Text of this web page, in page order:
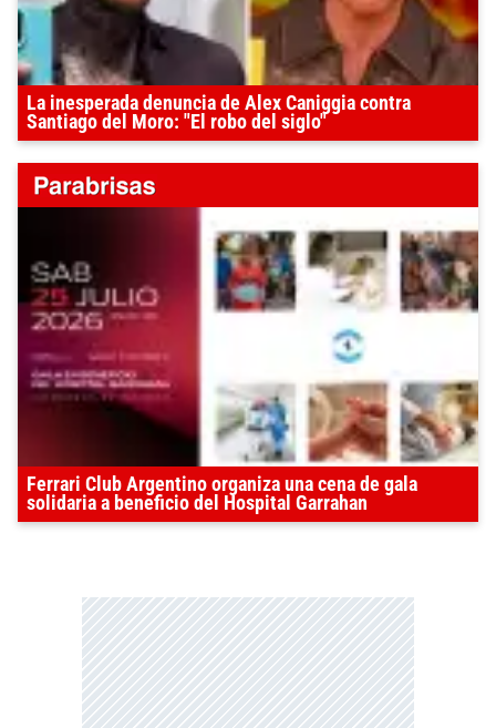
La inesperada denuncia de Alex Caniggia contra
Santiago del Moro: "El robo del siglo"
Ferrari Club Argentino organiza una cena de gala
solidaria a beneficio del Hospital Garrahan